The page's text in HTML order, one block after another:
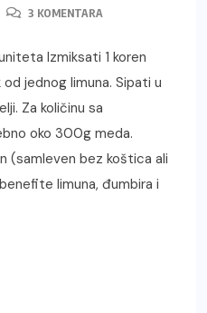
3 KOMENTARA
Izmiksati 1 koren
jednog limuna. Sipati u
Za količinu sa
oko 300g meda.
(samleven bez koštica ali
limuna, đumbira i